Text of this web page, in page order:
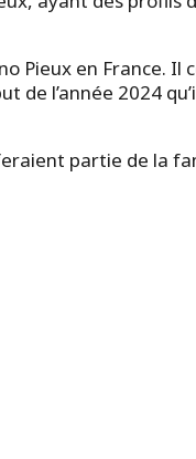
en France.
de l’année 2024
partie de la